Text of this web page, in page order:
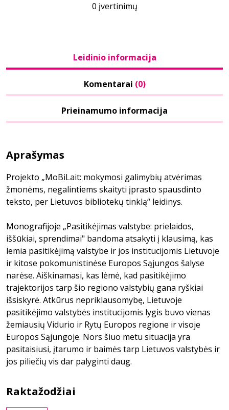
0 įvertinimų
Leidinio informacija
Komentarai (0)
Prieinamumo informacija
Aprašymas
Projekto „MoBiLait: mokymosi galimybių atvėrimas
žmonėms, negalintiems skaityti įprasto spausdinto
teksto, per Lietuvos bibliotekų tinklą“ leidinys.
Monografijoje „Pasitikėjimas valstybe: prielaidos,
iššūkiai, sprendimai" bandoma atsakyti į klausimą, kas
lemia pasitikėjimą valstybe ir jos institucijomis Lietuvoje
ir kitose pokomunistinėse Europos Sąjungos šalyse
narėse. Aiškinamasi, kas lėmė, kad pasitikėjimo
trajektorijos tarp šio regiono valstybių gana ryškiai
išsiskyrė. Atkūrus nepriklausomybę, Lietuvoje
pasitikėjimo valstybės institucijomis lygis buvo vienas
žemiausių Vidurio ir Rytų Europos regione ir visoje
Europos Sąjungoje. Nors šiuo metu situacija yra
pasitaisiusi, įtarumo ir baimės tarp Lietuvos valstybės ir
jos piliečių vis dar palyginti daug.
Raktažodžiai